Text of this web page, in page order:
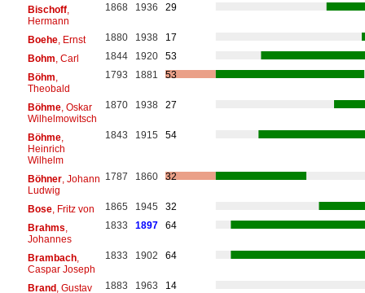
Bischoff,
Hermann
1868 1936 29
Boehe, Ernst 1880 1938
17
Bohm , Carl 1844 1920
53
Böhm
Theobald
1793 1881 53
Böhme, Oskar
Wilhelmowitsch
1870 1938 27
Böhme,
Heinrich
Wilhelm
1843 1915 54
Böhner, Johann
Ludwig
1787 1860 32
Bose, Fritz von 1865 1945
32
Brahms
Johannes
1833 1897 64
Brambach,
Caspar Joseph
1833 1902 64
Brand, Gustav 1883 1963
14